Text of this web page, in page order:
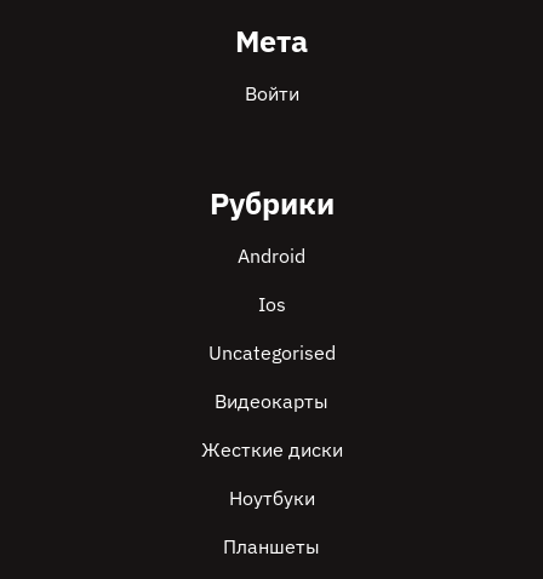
Мета
Войти
Рубрики
Android
Ios
Uncategorised
Видеокарты
Жесткие диски
Ноутбуки
Планшеты